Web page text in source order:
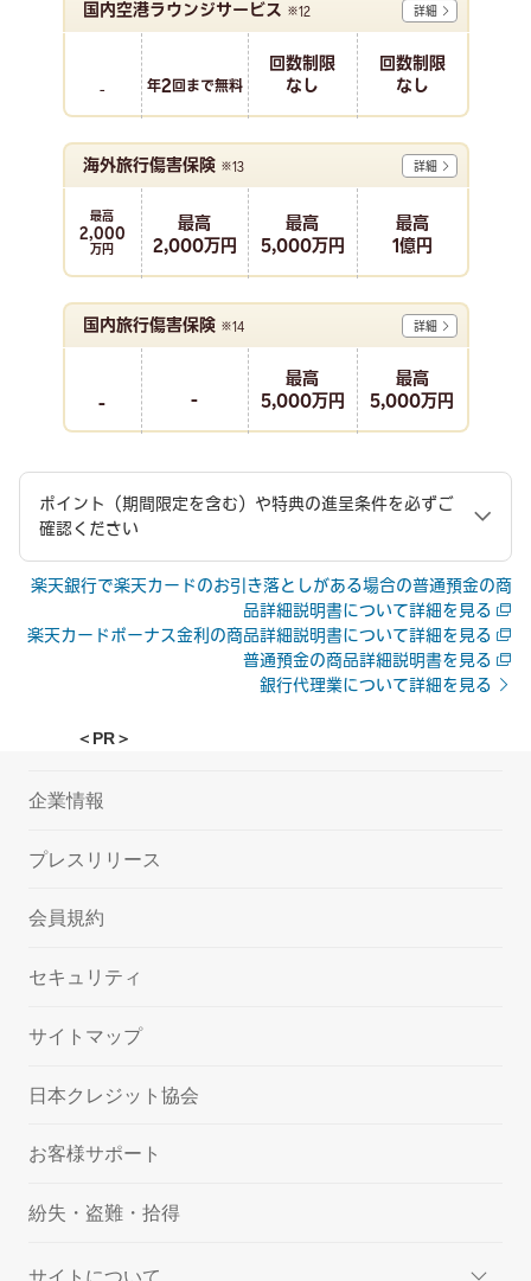
国内空港ラウンジサービス ※12 詳細
- 年2 回まで無料
回数制限
なし
回数制限
なし
海外旅行傷害保険 ※13 詳細
最高
2,000
万円
最高
2,000万円
最高
5,000万円
最高
1億円
国内旅行傷害保険 ※14 詳細
- -
最高
5,000万円
最高
5,000万円
ポイント（期間限定を含む）や特典の進呈条件を必ずご
確認ください
楽天銀行で楽天カードのお引き落としがある場合の普通預金の商
品詳細説明書について詳細を見る
楽天カードボーナス金利の商品詳細説明書について詳細を見る
普通預金の商品詳細説明書を見る
銀行代理業について詳細を見る
＜PR＞
企業情報
プレスリリース
会員規約
セキュリティ
サイトマップ
日本クレジット協会
お客様サポート
紛失・盗難・拾得
サイトについて